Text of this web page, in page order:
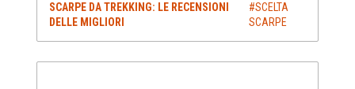
SCARPE DA TREKKING: LE RECENSIONI
DELLE MIGLIORI
#SCELTA
SCARPE